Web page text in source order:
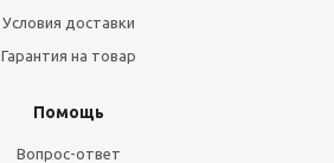
Условия доставки
Гарантия на товар
Помощь
Вопрос-ответ